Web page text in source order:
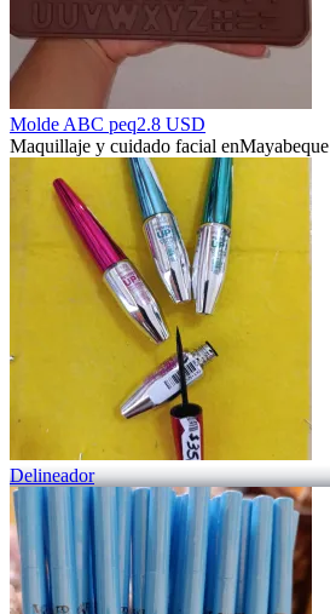
Molde ABC peq2.8 USD
Maquillaje y cuidado facial enMayabeque
Delineador